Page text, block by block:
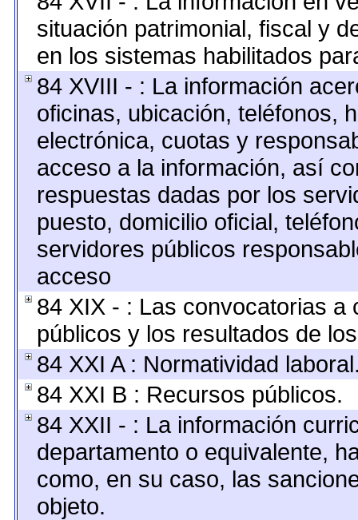
situación patrimonial, fiscal y
en los sistemas habilitados
84 XVIII - : La información
oficinas, ubicación, teléfonos,
electrónica, cuotas y
acceso a la información, así
respuestas dadas por los
puesto, domicilio oficial,
servidores públicos
acceso
84 XIX - : Las convocatorias
públicos y los resultados de
84 XXI A : Normatividad
84 XXI B : Recursos públicos.
84 XXII - : La información
departamento o equivalente,
como, en su caso, las
objeto.